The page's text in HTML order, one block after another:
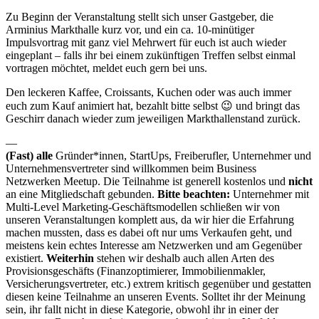
Zu Beginn der Veranstaltung stellt sich unser Gastgeber, die
Arminius Markthalle kurz vor, und ein ca. 10-minütiger
Impulsvortrag mit ganz viel Mehrwert für euch ist auch wieder
eingeplant – falls ihr bei einem zukünftigen Treffen selbst einmal
vortragen möchtet, meldet euch gern bei uns.
Den leckeren Kaffee, Croissants, Kuchen oder was auch immer
euch zum Kauf animiert hat, bezahlt bitte selbst 😉 und bringt das
Geschirr danach wieder zum jeweiligen Markthallenstand zurück.
—
(Fast) alle Gründer*innen, StartUps, Freiberufler, Unternehmer und
Unternehmensvertreter sind willkommen beim Business
Netzwerken Meetup. Die Teilnahme ist generell kostenlos und nicht
an eine Mitgliedschaft gebunden. Bitte beachten: Unternehmer mit
Multi-Level Marketing-Geschäftsmodellen schließen wir von
unseren Veranstaltungen komplett aus, da wir hier die Erfahrung
machen mussten, dass es dabei oft nur ums Verkaufen geht, und
meistens kein echtes Interesse am Netzwerken und am Gegenüber
existiert. Weiterhin stehen wir deshalb auch allen Arten des
Provisionsgeschäfts (Finanzoptimierer, Immobilienmakler,
Versicherungsvertreter, etc.) extrem kritisch gegenüber und gestatten
diesen keine Teilnahme an unseren Events. Solltet ihr der Meinung
sein, ihr fallt nicht in diese Kategorie, obwohl ihr in einer der